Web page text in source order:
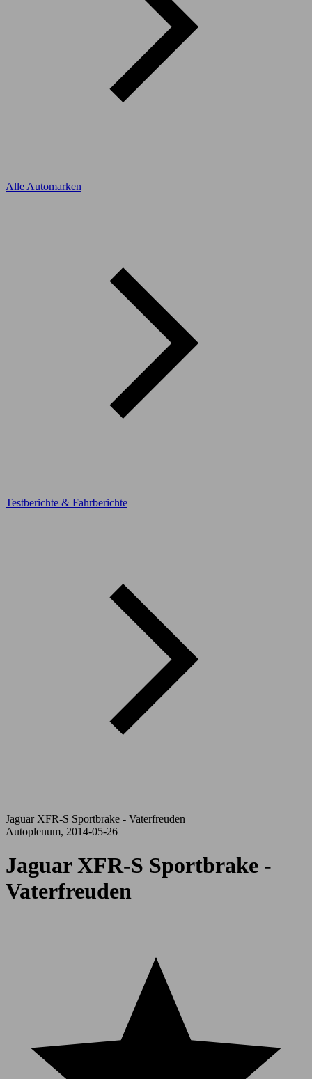
Alle Automarken
Testberichte & Fahrberichte
Jaguar XFR-S Sportbrake - Vaterfreuden
Autoplenum, 2014-05-26
Jaguar XFR-S Sportbrake -
Vaterfreuden